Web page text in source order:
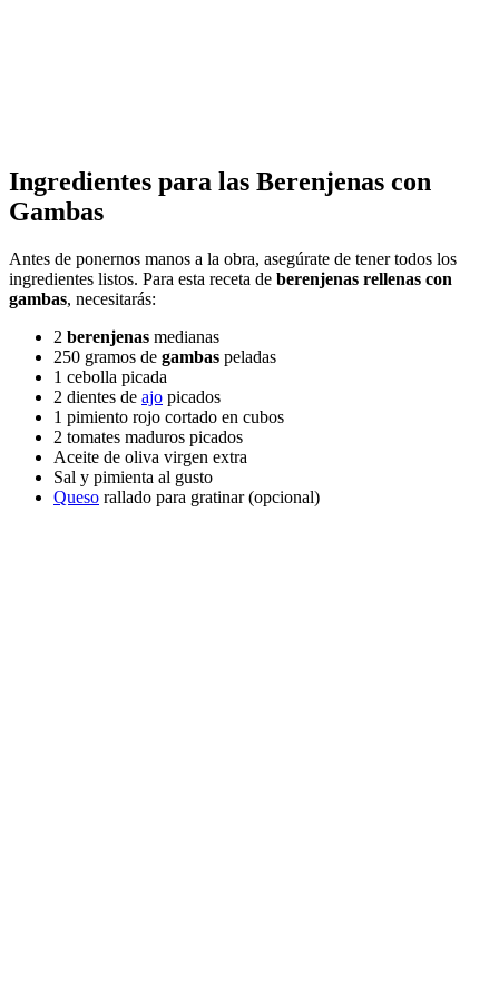
Ingredientes para las Berenjenas con
Gambas
Antes de ponernos manos a la obra, asegúrate de tener todos los
ingredientes listos. Para esta receta de berenjenas rellenas con
gambas, necesitarás:
2 berenjenas medianas
250 gramos de gambas peladas
1 cebolla picada
2 dientes de ajo picados
1 pimiento rojo cortado en cubos
2 tomates maduros picados
Aceite de oliva virgen extra
Sal y pimienta al gusto
Queso rallado para gratinar (opcional)